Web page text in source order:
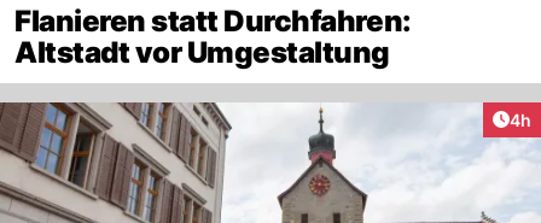
Flanieren statt Durchfahren:
Altstadt vor Umgestaltung
4h